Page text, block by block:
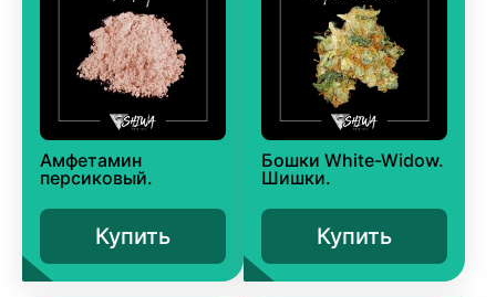
Амфетамин
персиковый.
Купить
Бошки White-Widow.
Шишки.
Купить